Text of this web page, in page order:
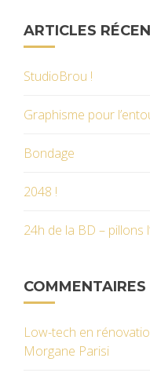
ARTICLES
StudioBrou !
Graphisme pour
Bondage
2048 !
24h de la BD – pillons
COMMENTAIRES
Low-tech en
Morgane Parisi